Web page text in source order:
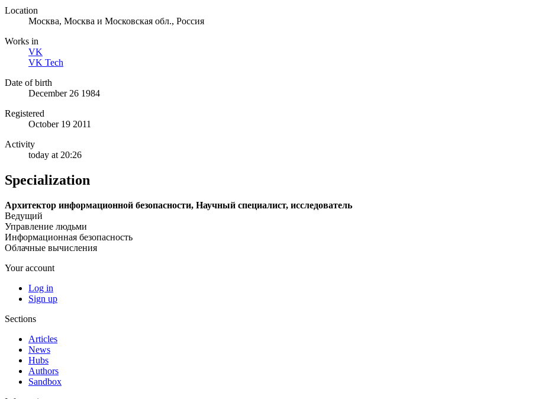
Location
Москва, Москва и Московская обл., Россия
Works in
VK
VK Tech
Date of birth
December 26 1984
Registered
October 19 2011
Activity
today at 20:26
Specialization
Архитектор информационной безопасности, Научный специалист, исследователь
Ведущий
Управление людьми
Информационная безопасность
Облачные вычисления
Your account
Log in
Sign up
Sections
Articles
News
Hubs
Authors
Sandbox